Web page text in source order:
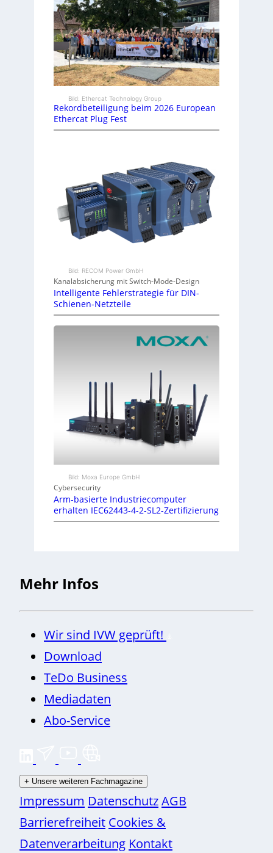
Bild: Ethercat Technology Group
Rekordbeteiligung beim 2026 European
Ethercat Plug Fest
Bild: RECOM Power GmbH
Kanalabsicherung mit Switch-Mode-Design
Intelligente Fehlerstrategie für DIN-
Schienen-Netzteile
Bild: Moxa Europe GmbH
Cybersecurity
Arm-basierte Industriecomputer
erhalten IEC62443-4-2-SL2-Zertifizierung
Mehr Infos
Wir sind IVW geprüft!
Download
TeDo Business
Mediadaten
Abo-Service
+ Unsere weiteren Fachmagazine
Impressum DatenschutzAGB
Barrierefreiheit Cookies &
Datenverarbeitung Kontakt